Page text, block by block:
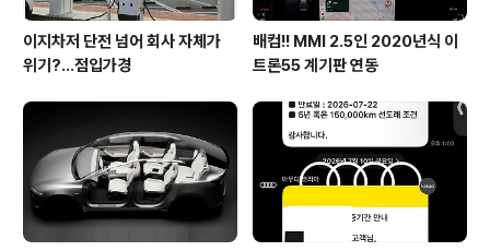
이지차저 단전 넘어 회사 자체가
위기?...점입가경
배컴!! MMI 2.5인 2020년식 이
트론55 계기판 연동